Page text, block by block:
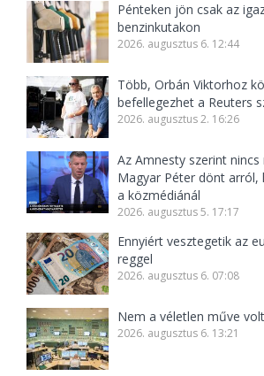
Pénteken jön csak az
benzinkutakon
2026. augusztus 6. 12:44
Több, Orbán Viktorhoz
befellegezhet a Reuters
2026. augusztus 2. 16:26
Az Amnesty szerint nincs
Magyar Péter dönt arról,
a közmédiánál
2026. augusztus 5. 17:17
Ennyiért vesztegetik az
reggel
2026. augusztus 6. 07:08
Nem a véletlen műve
2026. augusztus 6. 13:21